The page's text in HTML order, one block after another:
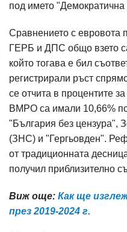
под името
Сравнението с евровота
ГЕРБ и ДПС общо взето
който тогава е бил
регистрирали ръст
се отчита в процентите
ВМРО са имали 10,66%
"България без цензура",
(ЗНС) и "Гергьовден".
от традиционната
получил приблизително
Виж още: Как ще
през 2019-2024 г.